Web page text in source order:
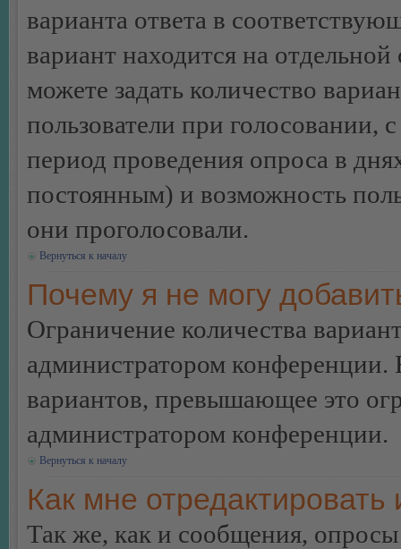
варианта ответа в
вариант находится на
можете задать количество
пользователи при
период проведения опроса в
постоянным) и возможность
они проголосовали.
Вернуться к началу
Почему я не могу
Ограничение количества
администратором конференции.
вариантов, превышающее это
администратором конференции.
Вернуться к началу
Как мне
Так же, как и сообщения, опросы